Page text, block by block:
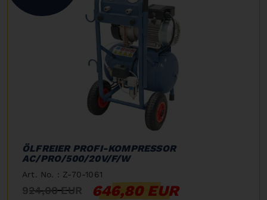
ÖLFREIER PROFI-KOMPRESSOR
AC/PRO/500/20V/F/W
Art. No. : Z-70-1061
924,00 EUR 646,80 EUR